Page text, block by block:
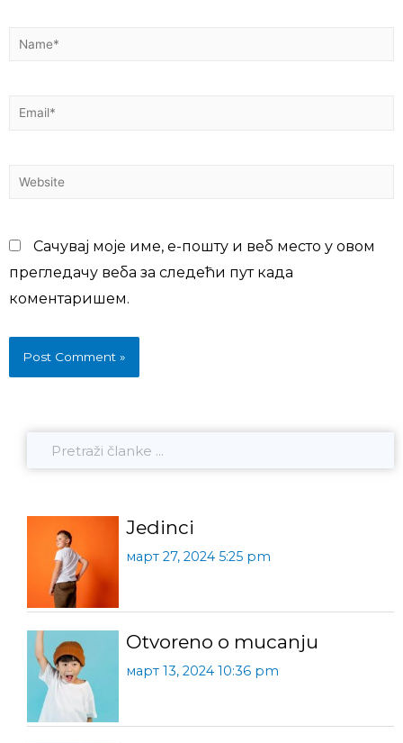
Сачувај моје име, е-пошту и веб место у овом
прегледачу веба за следећи пут када
коментаришем.
Jedinci
март 27, 2024 5:25 pm
Otvoreno o mucanju
март 13, 2024 10:36 pm